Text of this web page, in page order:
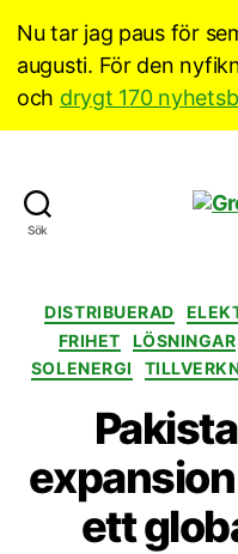
Nu tar jag paus för
augusti. För den
och drygt 170
Sök
DISTRIBUERAD
FRIHET
LÖSNINGAR
SOLENERGI
ett